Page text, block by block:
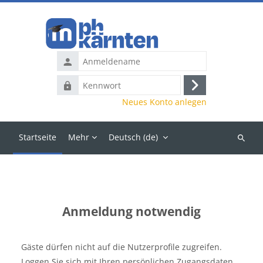
Anmeldename
Kennwort
Anmelden
Neues Konto anlegen
Startseite Mehr Deutsch ‎(de)‎
Kurse
Anmeldung notwendig
Gäste dürfen nicht auf die Nutzerprofile zugreifen.